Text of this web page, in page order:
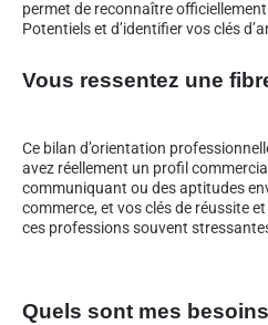
permet de reconnaître
Potentiels et d’identifier vos clés
Vous ressentez une
Ce bilan d’orientation
avez réellement un profil
communiquant ou des aptitudes
commerce, et vos clés de réussite
ces professions souvent
Quels sont mes